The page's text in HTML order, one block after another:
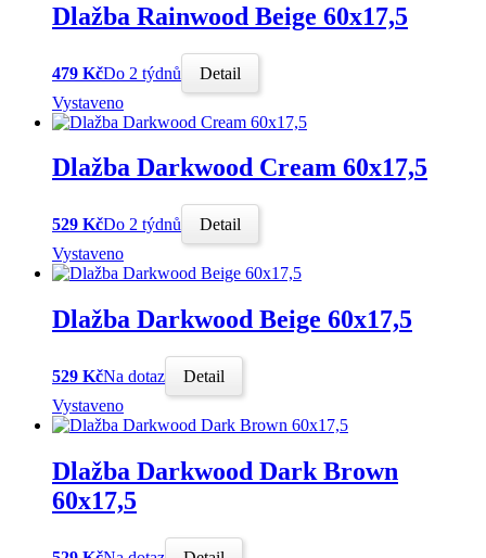
Dlažba Rainwood Beige 60x17,5
479 KčDo 2 týdnů
Detail
Vystaveno
Dlažba Darkwood Cream 60x17,5
529 KčDo 2 týdnů
Detail
Vystaveno
Dlažba Darkwood Beige 60x17,5
529 KčNa dotaz
Detail
Vystaveno
Dlažba Darkwood Dark Brown
60x17,5